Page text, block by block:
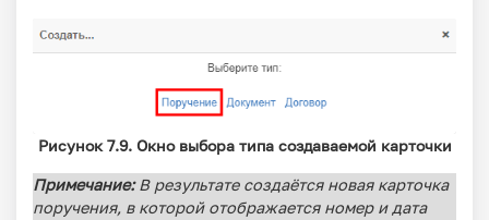
Рисунок 7.9. Окно выбора типа создаваемой карточки
Примечание:В результате создаётся новая карточка
поручения, в которой отображается номер и дата